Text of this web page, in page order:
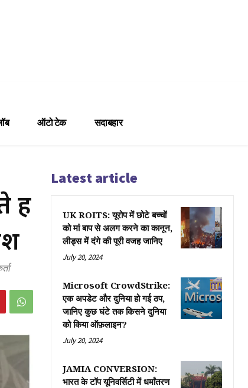
ऑटो टेक सदाबहार
हैं
Latest article
UK ROITS: यूरोप में छोटे बच्चों
को मां बाप से अलग करने का कानून,
लीड्स में दंगे की पूरी वजह जानिए
July 20, 2024
Microsoft CrowdStrike:
एक अपडेट और दुनिया हो गई ठप,
जानिए कुछ घंटे तक किसने दुनिया
को किया ऑफ़लाइन?
July 20, 2024
JAMIA CONVERSION:
भारत के टॉप यूनिवर्सिटी में धर्मांतरण